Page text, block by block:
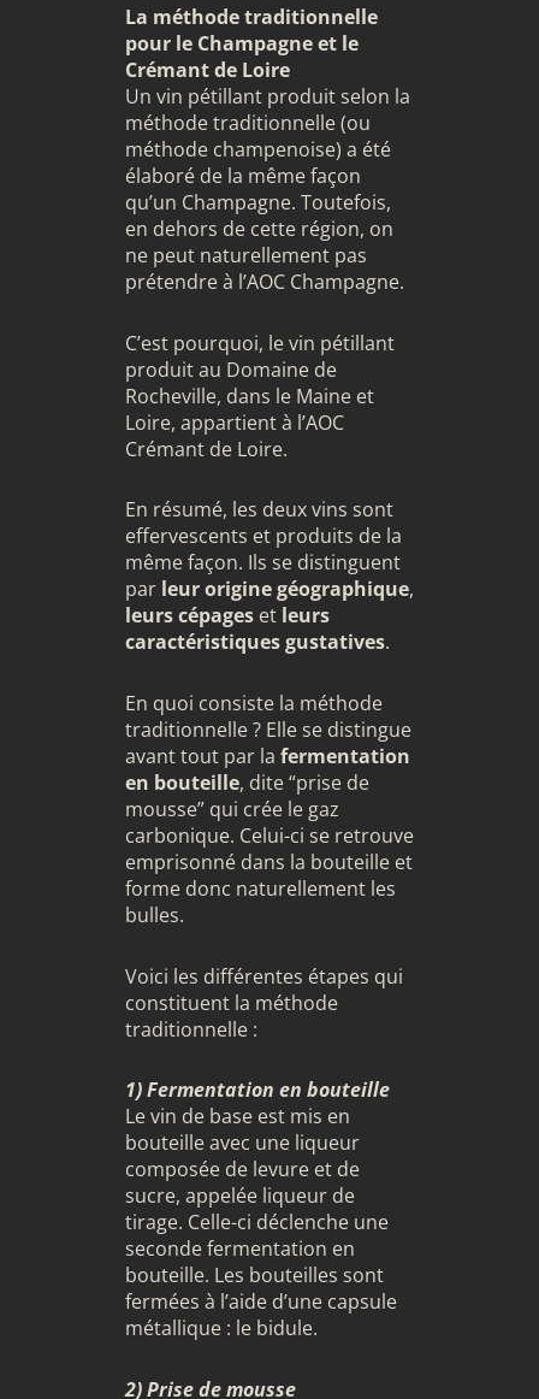
La méthode traditionnelle
pour le Champagne et le
Crémant de Loire
Un vin pétillant produit selon la
méthode traditionnelle(ou
méthode champenoise) a été
élaboré de la même façon
qu’un Champagne. Toutefois,
en dehors de cette région, on
ne peut naturellement pas
prétendre à l’AOC Champagne.
C’est pourquoi, le vin pétillant
produit au Domaine de
Rocheville, dans le Maine et
Loire, appartient à l’AOC
Crémant de Loire.
En résumé, les deux vins sont
effervescents et produits de la
même façon. Ils se distinguent
par leur origine géographique,
leurs cépages et leurs
caractéristiques gustatives.
En quoi consiste la méthode
traditionnelle ? Elle se distingue
avant tout par la fermentation
en bouteille, dite “prise de
mousse” qui crée le gaz
carbonique. Celui-ci se retrouve
emprisonné dans la bouteille et
forme donc naturellement les
bulles.
Voici les différentes étapes qui
constituent la méthode
traditionnelle :
1) Fermentation en bouteille
Le vin de base est mis en
bouteille avec une liqueur
composée de levure et de
sucre, appelée liqueur de
tirage. Celle-ci déclenche une
seconde fermentation en
bouteille. Les bouteilles sont
fermées à l’aide d’une capsule
métallique : le bidule.
2) Prise de mousse